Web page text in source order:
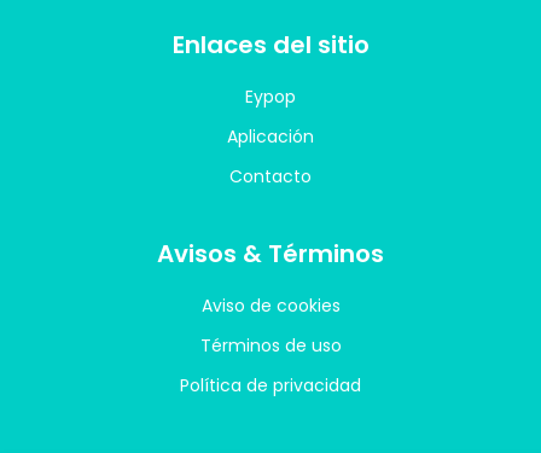
Enlaces del sitio
Eypop
Aplicación
Contacto
Avisos & Términos
Aviso de cookies
Términos de uso
Política de privacidad